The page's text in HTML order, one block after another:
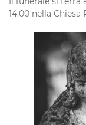
14.00 nella Chiesa